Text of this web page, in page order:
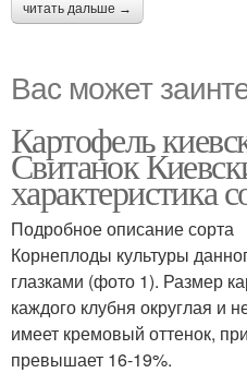
читать дальше →
Вас может
Картофель
Свитанок
характеристика
Подробное описание сорта
Корнеплоды культуры
глазками (фото 1). Размер
каждого клубня округлая и
имеет кремовый оттенок,
превышает 16-19%.